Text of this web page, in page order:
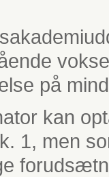
på
kan
1, men